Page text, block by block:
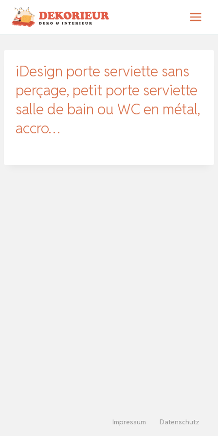
Zum
Inhalt
iDesign porte serviette sans
perçage, petit porte serviette
salle de bain ou WC en métal,
accro…
Impressum Datenschutz